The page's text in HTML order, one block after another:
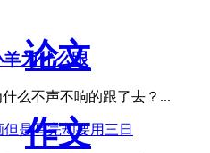
论文
作文
为什么跟
么不声不响的跟了去？...
但是写完却要用三日